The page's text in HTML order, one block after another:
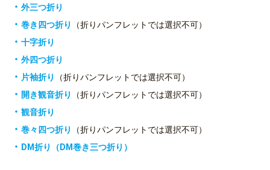
外三つ折り
巻き四つ折り
（折りパンフレットでは選択不可）
十字折り
外四つ折り
片袖折り
（折りパンフレットでは選択不可）
開き観音折り
（折りパンフレットでは選択不可）
観音折り
巻々四つ折り
（折りパンフレットでは選択不可）
DM折り（DM巻き三つ折り）